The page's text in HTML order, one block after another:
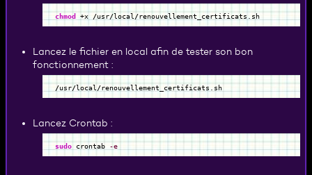
chmod +x /usr/local /renouvellement_certificats.sh
Lancez le fichier en local afin de tester son bon
fonctionnement :
/usr/local /renouvellement_certificats.sh
Lancez Crontab :
sudo crontab -e